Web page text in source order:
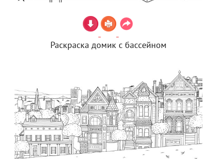
Раскраска домик с бассейном